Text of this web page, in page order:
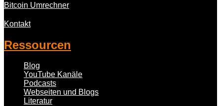
Bitcoin Umrechner
Kontakt
Ressourcen
Blog
YouTube Kanäle
Podcasts
Webseiten und Blogs
Literatur